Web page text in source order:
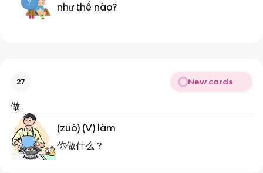
như thế nào?
27 New cards
做
(zuò) (V) làm
你做什么？